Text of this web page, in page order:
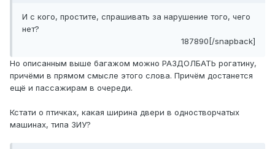
И с кого, простите, спрашивать за нарушение того, чего
нет?
187890[/snapback]
Но описанным выше багажом можно РАЗДОЛБАТЬ рогатину,
причёми в прямом смысле этого слова. Причём достанется
ещё и пассажирам в очереди.
Кстати о птичках, какая ширина двери в одностворчатых
машинах, типа ЗИУ?